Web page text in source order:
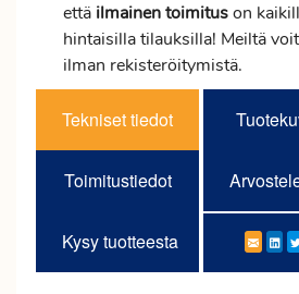
että ilmainentoimituson
hintaisilla tilauksilla! Meiltä
ilman rekisteröitymistä.
Tekniset tiedot
Toimitustiedot
Kysy tuotteesta